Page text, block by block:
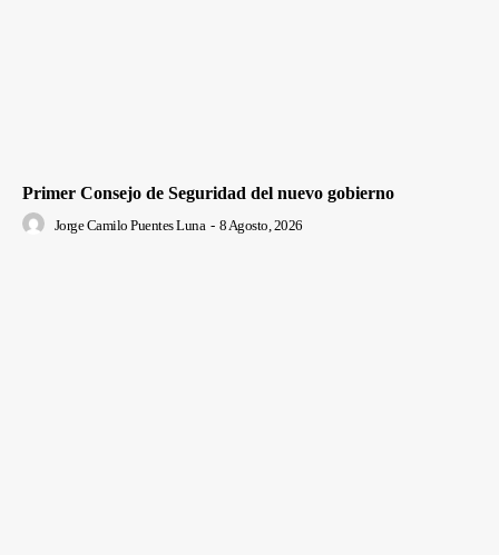
Primer Consejo de Seguridad del nuevo gobierno
Jorge Camilo Puentes Luna - 8 Agosto, 2026